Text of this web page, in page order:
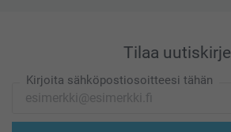
Tilaa uutiskirje
Kirjoita sähköpostiosoitteesi tähän